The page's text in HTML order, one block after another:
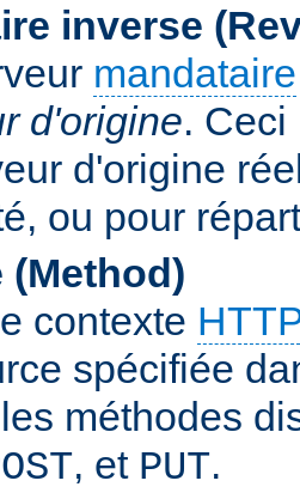
inverse
mandataire
d'origine.
d'origine
ou pour
(Method)
contexte HTTP
spécifiée
méthodes
, et PUT.